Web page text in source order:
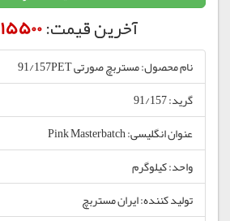
آخرین قیمت:15500 تومان
نام محصول: مستربچ صورتی 91/157PET
گرید: 91/157
عنوان انگلیسی: Pink Masterbatch
واحد: کیلوگرم
تولید کننده: ایران مستربچ